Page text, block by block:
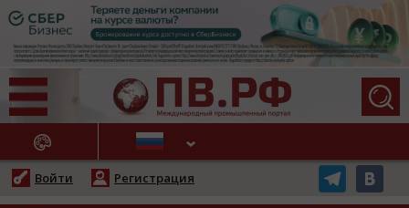
НОВОСТИ
Войти Регистрация